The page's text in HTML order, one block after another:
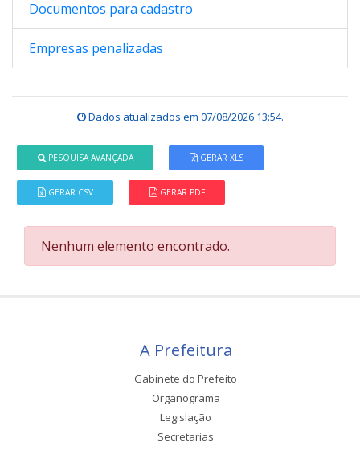
Documentos para cadastro
Empresas penalizadas
Dados atualizados em 07/08/2026 13:54.
PESQUISA AVANÇADA GERAR XLS
GERAR CSV GERAR PDF
Nenhum elemento encontrado.
A Prefeitura
Gabinete do Prefeito
Organograma
Legislação
Secretarias